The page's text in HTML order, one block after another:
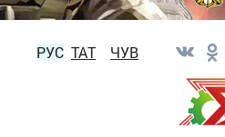
РУС ТАТ ЧУВ